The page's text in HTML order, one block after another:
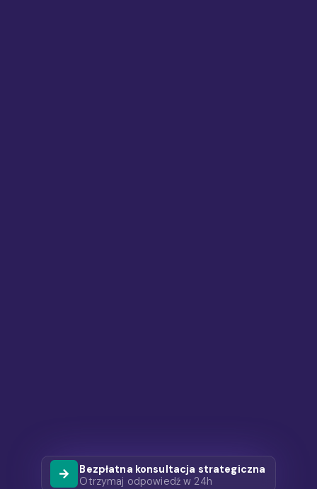
Bezpłatna konsultacja strategiczna
Otrzymaj odpowiedź w 24h